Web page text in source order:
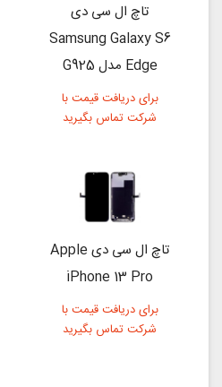
تاچ ال سی دی
Samsung Galaxy S6
Edge مدل G925
برای دریافت قیمت با
شرکت تماس بگیرید
تاچ ال سی دی Apple
iPhone 13 Pro
برای دریافت قیمت با
شرکت تماس بگیرید